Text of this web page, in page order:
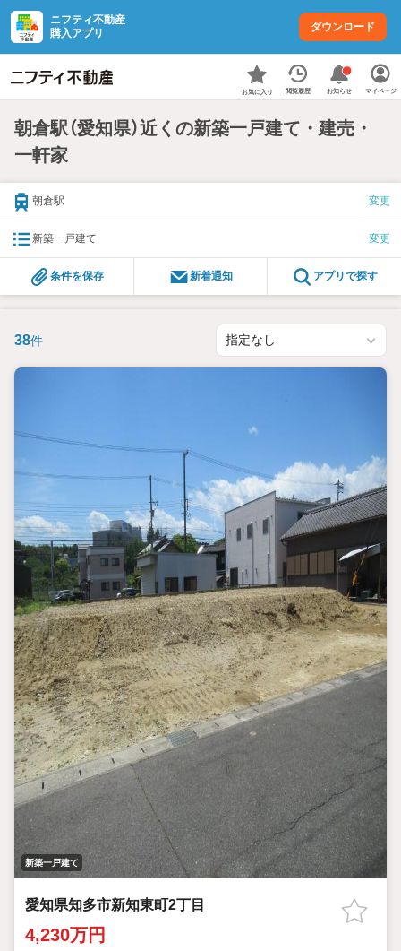
ニフティ不動産
購入アプリ
ダウンロード
お気に入り 閲覧履歴 お知らせ マイページ
朝倉駅（愛知県）近くの新築一戸建て・建売・
一軒家
朝倉駅 変更
新築一戸建て 変更
条件を保存 新着通知 アプリで探す
38件
新築一戸建て
愛知県知多市新知東町2丁目
4,230万円